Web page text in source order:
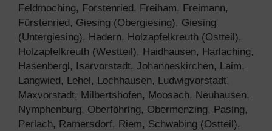
Feldmoching, Forstenried, Freiham, Freimann,
Fürstenried, Giesing (Obergiesing), Giesing
(Untergiesing), Hadern, Holzapfelkreuth (Ostteil),
Holzapfelkreuth (Westteil), Haidhausen, Harlaching,
Hasenbergl, Isarvorstadt, Johanneskirchen, Laim,
Langwied, Lehel, Lochhausen, Ludwigvorstadt,
Maxvorstadt, Milbertshofen, Moosach, Neuhausen,
Nymphenburg, Oberföhring, Obermenzing, Pasing,
Perlach, Ramersdorf, Riem, Schwabing (Ostteil),